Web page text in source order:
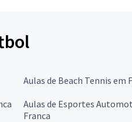
Aulas de Beach Tennis em
Aulas de Esportes
Franca